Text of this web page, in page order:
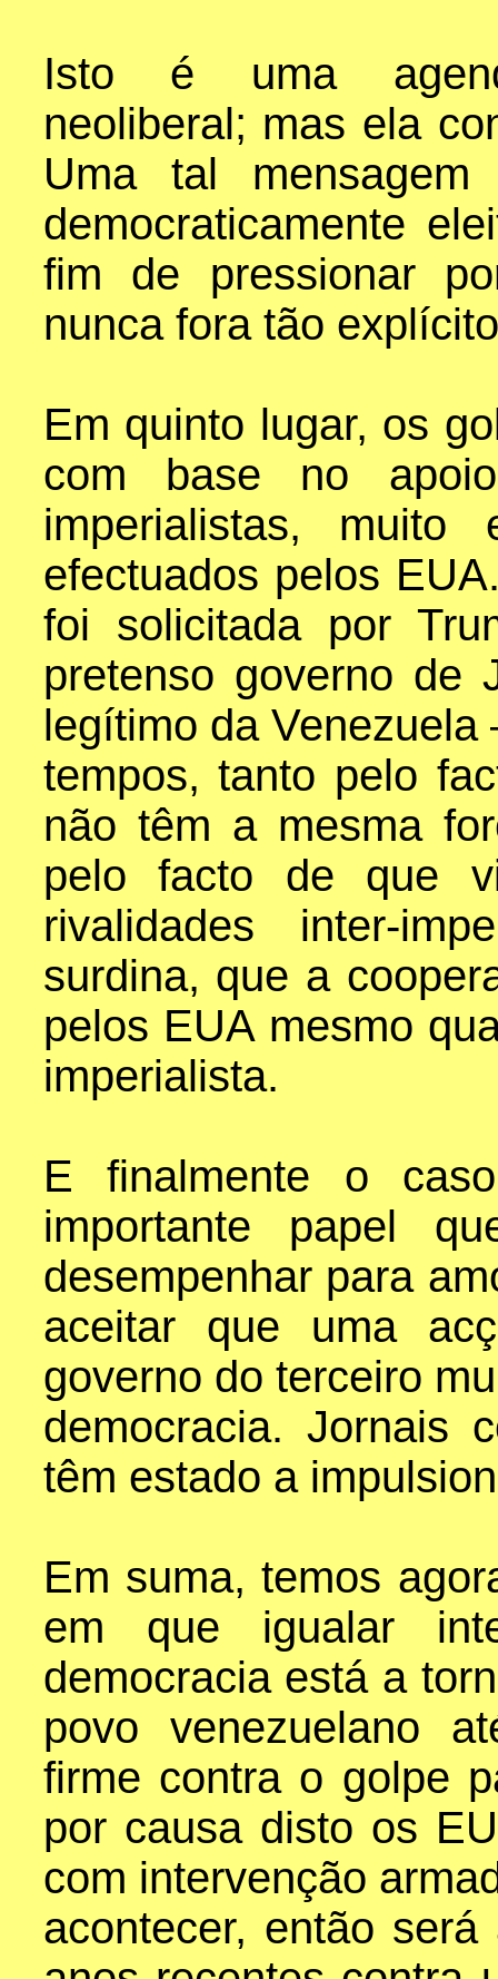
Isto é uma
neoliberal; mas ela
Uma tal
democraticamente
fim de pressionar
nunca fora tão
Em quinto lugar, os
com base no
imperialistas,
efectuados pelos
foi solicitada por
pretenso governo de
legítimo da
tempos, tanto pelo
não têm a mesma
pelo facto de que
rivalidades inter-
surdina, que a
pelos EUA mesmo
imperialista.
E finalmente o
importante papel
desempenhar para
aceitar que uma
governo do terceiro
democracia. Jornais
têm estado a
Em suma, temos
em que igualar
democracia está a
povo venezuelano
firme contra o golpe
por causa disto os
com intervenção
acontecer, então